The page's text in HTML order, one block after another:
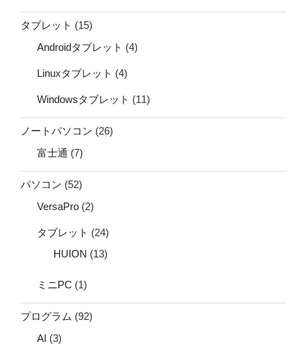
タブレット (15)
Androidタブレット (4)
Linuxタブレット (4)
Windowsタブレット (11)
ノートパソコン (26)
富士通 (7)
パソコン (52)
VersaPro (2)
タブレット (24)
HUION (13)
ミニPC (1)
プログラム (92)
AI (3)